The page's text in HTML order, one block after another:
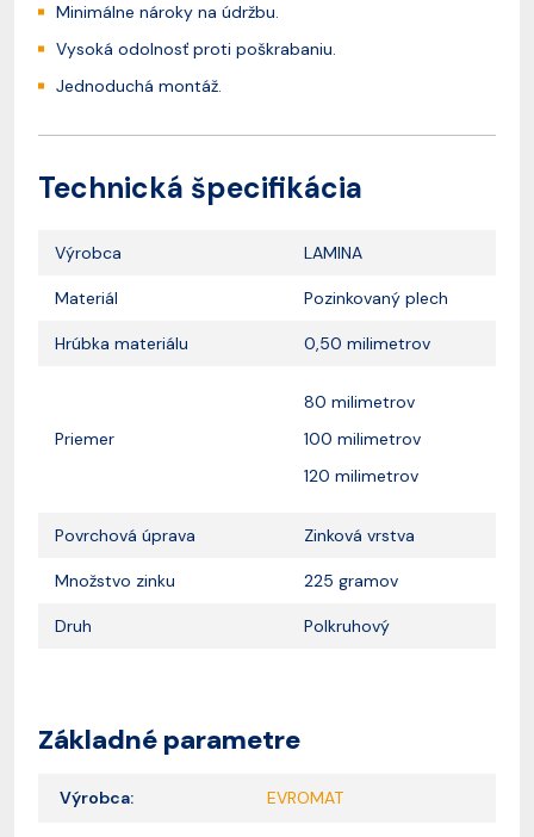
Minimálne nároky na údržbu.
Vysoká odolnosť proti poškrabaniu.
Jednoduchá montáž.
Technická špecifikácia
Výrobca LAMINA
Materiál Pozinkovaný plech
Hrúbka materiálu 0,50 milimetrov
Priemer
80 milimetrov
100 milimetrov
120 milimetrov
Povrchová úprava Zinková vrstva
Množstvo zinku 225 gramov
Druh Polkruhový
Základné parametre
Výrobca: EVROMAT